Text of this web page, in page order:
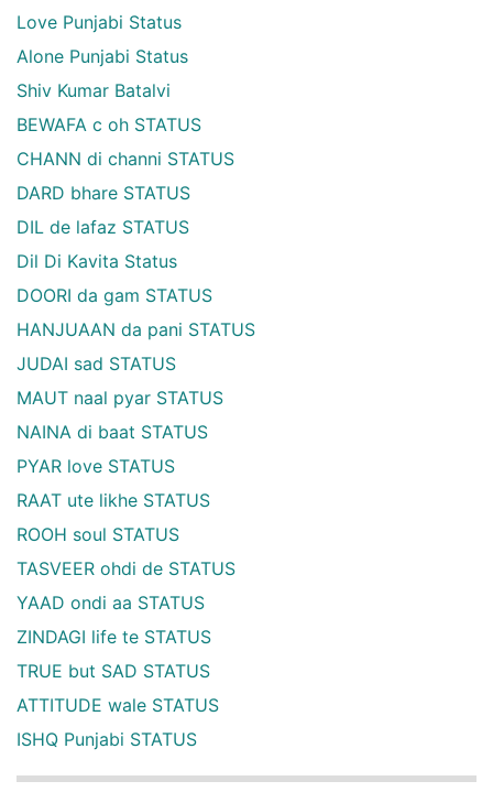
Love Punjabi Status
Alone Punjabi Status
Shiv Kumar Batalvi
BEWAFA c oh STATUS
CHANN di channi STATUS
DARD bhare STATUS
DIL de lafaz STATUS
Dil Di Kavita Status
DOORI da gam STATUS
HANJUAAN da pani STATUS
JUDAI sad STATUS
MAUT naal pyar STATUS
NAINA di baat STATUS
PYAR love STATUS
RAAT ute likhe STATUS
ROOH soul STATUS
TASVEER ohdi de STATUS
YAAD ondi aa STATUS
ZINDAGI life te STATUS
TRUE but SAD STATUS
ATTITUDE wale STATUS
ISHQ Punjabi STATUS